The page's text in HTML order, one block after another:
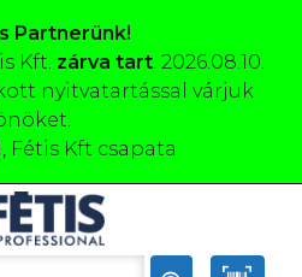
Partnerünk!
Kft. zárva tart. 2026.08.10.
nyitvatartással várjuk
Fétis Kft csapata